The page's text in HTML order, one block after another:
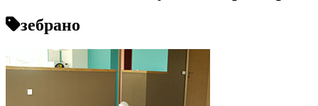
зебрано